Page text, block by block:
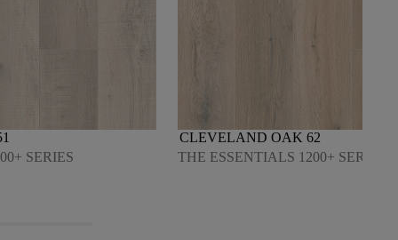
SERIES
CLEVELAND OAK 62
THE ESSENTIALS 1200+ SERIES